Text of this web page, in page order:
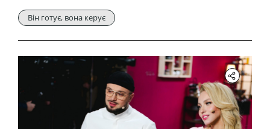
Він готує, вона керує